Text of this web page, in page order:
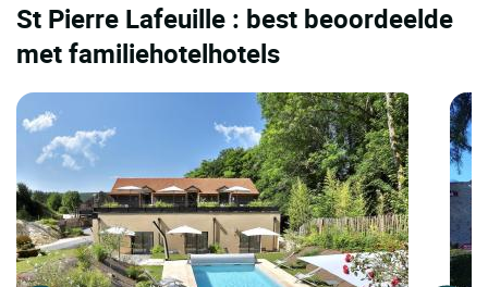
St Pierre Lafeuille : best beoordeelde
met familiehotelhotels